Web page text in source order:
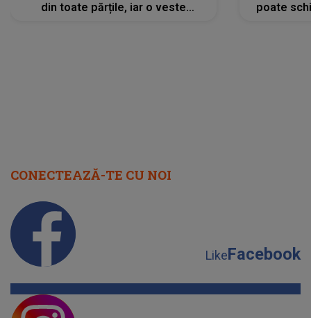
din toate părțile, iar o veste
poate
CONECTEAZĂ-TE CU NOI
LikeFacebook